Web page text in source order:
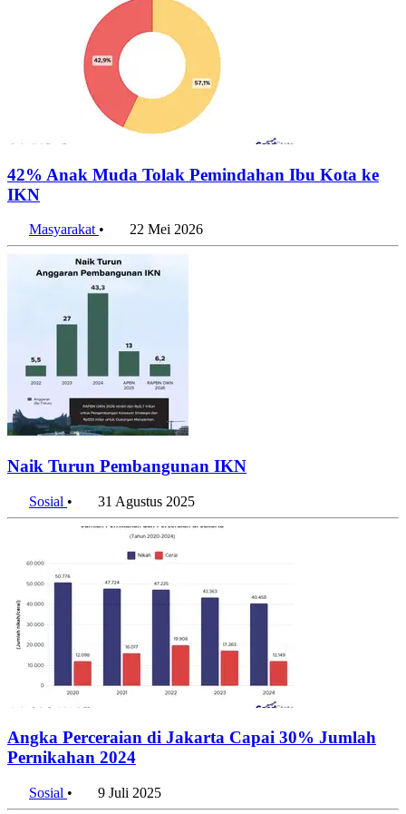
42% Anak Muda Tolak Pemindahan Ibu Kota ke
IKN
Masyarakat • 22 Mei 2026
Naik Turun Pembangunan IKN
Sosial • 31 Agustus 2025
Angka Perceraian di Jakarta Capai 30% Jumlah
Pernikahan 2024
Sosial • 9 Juli 2025